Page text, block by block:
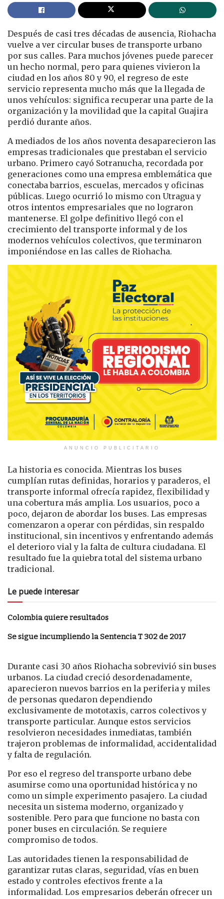
Después de casi tres décadas de ausencia, Riohacha
vuelve a ver circular buses de transporte urbano
por sus calles. Para muchos jóvenes puede parecer
un hecho normal, pero para quienes vivieron la
ciudad en los años 80 y 90, el regreso de este
servicio representa mucho más que la llegada de
unos vehículos: significa recuperar una parte de la
organización y la movilidad que la capital Guajira
perdió durante años.
A mediados de los años noventa desaparecieron las
empresas tradicionales que prestaban el servicio
urbano. Primero cayó Sotranucha, recordada por
generaciones como una empresa emblemática que
conectaba barrios, escuelas, mercados y oficinas
públicas. Luego ocurrió lo mismo con Utragua y
otros intentos empresariales que no lograron
mantenerse. El golpe definitivo llegó con el
crecimiento del transporte informal y de los
modernos vehículos colectivos, que terminaron
imponiéndose en las calles de Riohacha.
ANUNCIO PUBLICITARIO
La historia es conocida. Mientras los buses
cumplían rutas definidas, horarios y paraderos, el
transporte informal ofrecía rapidez, flexibilidad y
una cobertura más amplia. Los usuarios, poco a
poco, dejaron de abordar los buses. Las empresas
comenzaron a operar con pérdidas, sin respaldo
institucional, sin incentivos y enfrentando además
el deterioro vial y la falta de cultura ciudadana. El
resultado fue la quiebra total del sistema urbano
tradicional.
Le puede interesar
Colombia quiere resultados
Se sigue incumpliendo la Sentencia T 302 de 2017
Durante casi 30 años Riohacha sobrevivió sin buses
urbanos. La ciudad creció desordenadamente,
aparecieron nuevos barrios en la periferia y miles
de personas quedaron dependiendo
exclusivamente de mototaxis, carros colectivos y
transporte particular. Aunque estos servicios
resolvieron necesidades inmediatas, también
trajeron problemas de informalidad, accidentalidad
y falta de regulación.
Por eso el regreso del transporte urbano debe
asumirse como una oportunidad histórica y no
como un simple experimento pasajero. La ciudad
necesita un sistema moderno, organizado y
sostenible. Pero para que funcione no basta con
poner buses en circulación. Se requiere
compromiso de todos.
Las autoridades tienen la responsabilidad de
garantizar rutas claras, seguridad, vías en buen
estado y controles efectivos frente a la
informalidad. Los empresarios deberán ofrecer un